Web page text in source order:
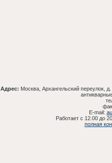
Адрес: Москва, Архангельский переулок,
E-mail:
Работает с 12.00 до
полная